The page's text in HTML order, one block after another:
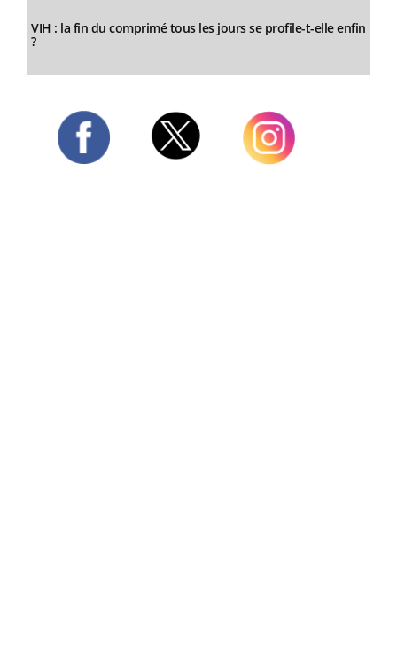
VIH : la fin du comprimé tous les jours se profile-t-elle enfin
?